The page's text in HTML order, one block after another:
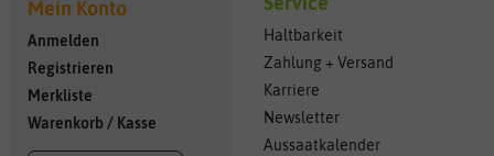
Mein Konto
Anmelden
Registrieren
Merkliste
Warenkorb / Kasse
Haltbarkeit
Zahlung + Versand
Karriere
Newsletter
Aussaatkalender